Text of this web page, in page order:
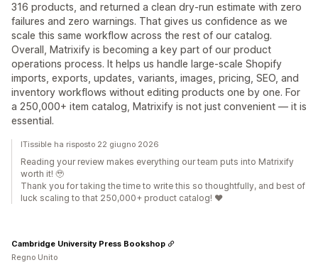
316 products, and returned a clean dry-run estimate with zero
failures and zero warnings. That gives us confidence as we
scale this same workflow across the rest of our catalog.
Overall, Matrixify is becoming a key part of our product
operations process. It helps us handle large-scale Shopify
imports, exports, updates, variants, images, pricing, SEO, and
inventory workflows without editing products one by one. For
a 250,000+ item catalog, Matrixify is not just convenient — it is
essential.
ITissible ha risposto 22 giugno 2026
Reading your review makes everything our team puts into Matrixify
worth it! 🥹
Thank you for taking the time to write this so thoughtfully, and best of
luck scaling to that 250,000+ product catalog! ❤️
Cambridge University Press Bookshop
Regno Unito